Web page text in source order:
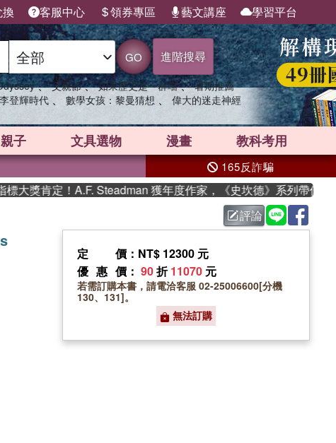
客服中心 領券專區 藝文講座 學習平台
GO 進階搜尋
、 父親節 、 如果歷史是一群喵 、 暑期推薦
登輝時代 、 數學女孩：黎曼猜想 、 偉大的迷走神經
親子 文具選物 漫畫 教科考用
165反詐騙
獎肯定！A.F. Steadman 獲年度作家，《史坎德》系列帶你踏上熱
評論
定價 ：NT$ 12300 元
優惠價 ： 90折11070 元
若需訂購本書，請電洽客服 02-25006600[分機
130、131]。
無法訂購